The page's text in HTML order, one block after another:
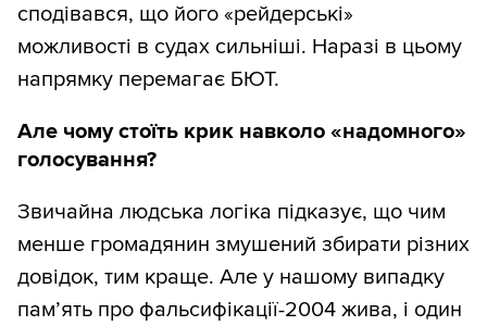
сподівався, що його «рейдерські»
можливості в судах сильніші. Наразі в цьому
напрямку перемагає БЮТ.
Але чому стоїть крик навколо «надомного»
голосування?
Звичайна людська логіка підказує, що чим
менше громадянин змушений збирати різних
довідок, тим краще. Але у нашому випадку
пам’ять про фальсифікації-2004 жива, і один